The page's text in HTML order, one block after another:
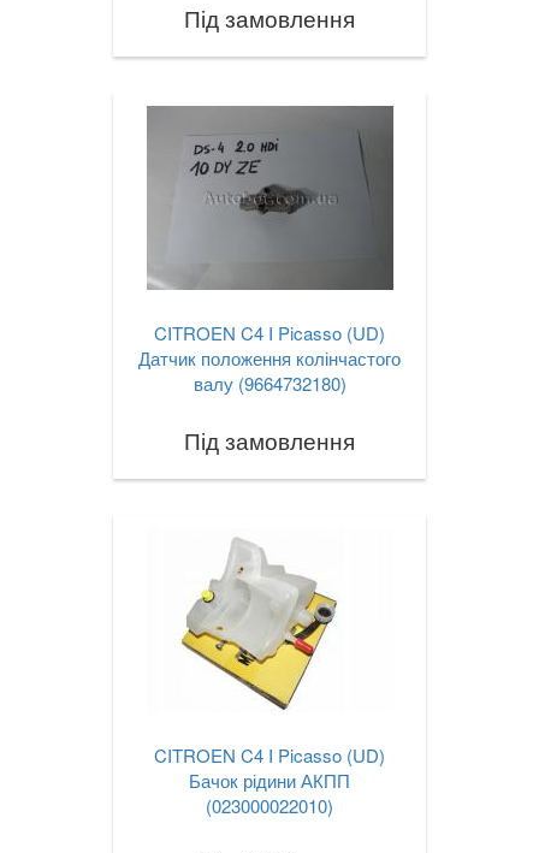
Під замовлення
CITROEN C4 I Picasso (UD)
Датчик положення колінчастого
валу (9664732180)
Під замовлення
CITROEN C4 I Picasso (UD)
Бачок рідини АКПП
(023000022010)